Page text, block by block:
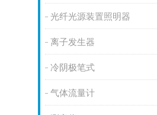
光纤光源装置照明器
离子发生器
冷阴极笔式
气体流量计